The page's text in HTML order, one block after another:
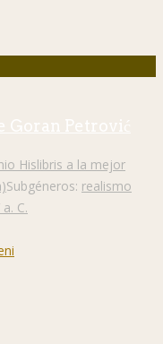
Goran Petrović
Hislibris a la mejor
Subgéneros: realismo
a. C.